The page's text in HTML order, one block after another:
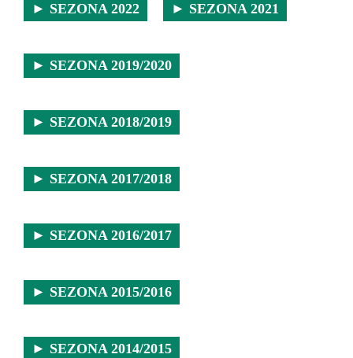
► SEZONA 2022 ► SEZONA 2021
► SEZONA 2019/2020
► SEZONA 2018/2019
► SEZONA 2017/2018
► SEZONA 2016/2017
► SEZONA 2015/2016
► SEZONA 2014/2015